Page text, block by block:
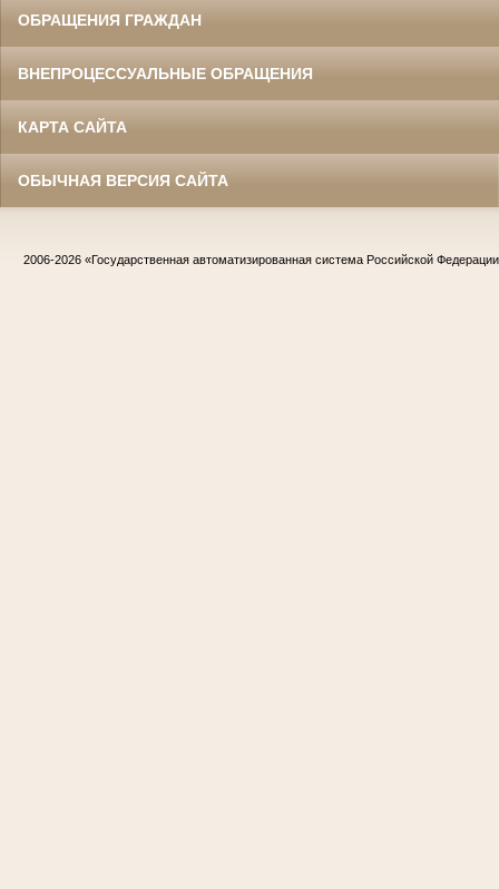
ОБРАЩЕНИЯ ГРАЖДАН
ВНЕПРОЦЕССУАЛЬНЫЕ ОБРАЩЕНИЯ
КАРТА САЙТА
ОБЫЧНАЯ ВЕРСИЯ САЙТА
2006-2026 «Государственная автоматизированная система Российской